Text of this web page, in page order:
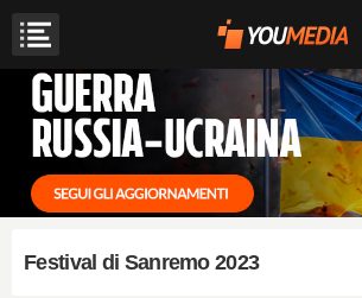
Festival di Sanremo 2023